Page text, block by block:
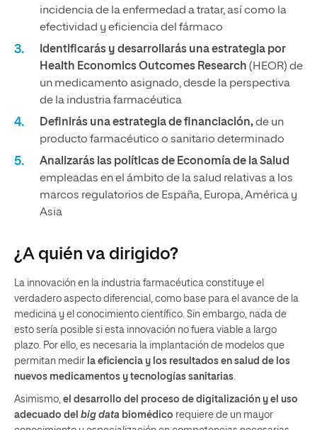
incidencia de la enfermedad a tratar, así como la
efectividad y eficiencia del fármaco
Identificarás y desarrollarás una estrategia por
Health Economics Outcomes Research (HEOR) de
un medicamento asignado, desde la perspectiva
de la industria farmacéutica
Definirás una estrategia de financiación,de un
producto farmacéutico o sanitario determinado
Analizarás las políticas de Economía de la Salud
empleadas en el ámbito de la salud relativas a los
marcos regulatorios de España, Europa, América y
Asia
¿A quién va dirigido?
La innovación en la industria farmacéutica constituye el
verdadero aspecto diferencial, como base para el avance de la
medicina y el conocimiento científico. Sin embargo, nada de
esto sería posible si esta innovación no fuera viable a largo
plazo. Por ello, es necesaria la implantación de modelos que
permitan medir la eficiencia y los resultados en salud de los
nuevos medicamentos y tecnologías sanitarias
Asimismo, el desarrollo del proceso de digitalización y el uso
adecuado del big data biomédico requiere de un mayor